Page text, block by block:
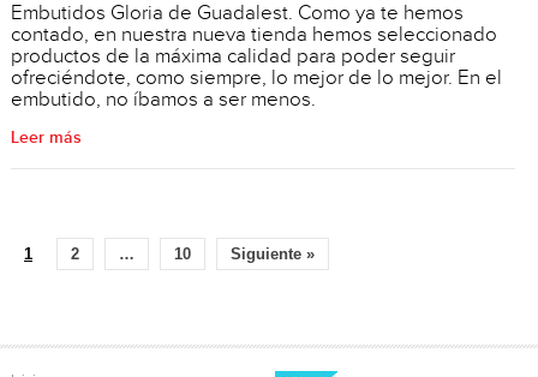
Embutidos Gloria de Guadalest. Como ya te hemos
contado, en nuestra nueva tienda hemos seleccionado
productos de la máxima calidad para poder seguir
ofreciéndote, como siempre, lo mejor de lo mejor. En el
embutido, no íbamos a ser menos.
Leer más
1 2 … 10 Siguiente »